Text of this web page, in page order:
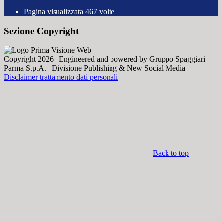
Pagina visualizzata 467 volte
Sezione Copyright
Copyright 2026 | Engineered and powered by Gruppo Spaggiari
Parma S.p.A. | Divisione Publishing & New Social Media
Disclaimer trattamento dati personali
Back to top